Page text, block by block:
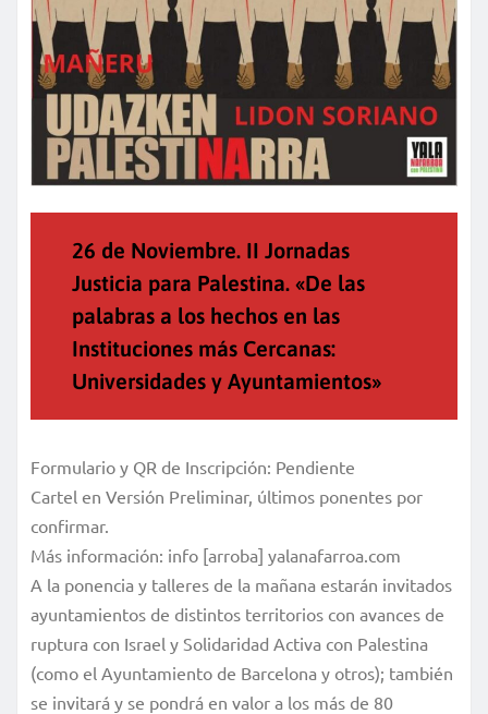
26 de Noviembre. II Jornadas
Justicia para Palestina. «De las
palabras a los hechos en las
Instituciones más Cercanas:
Universidades y Ayuntamientos»
Formulario y QR de Inscripción: Pendiente
Cartel en Versión Preliminar, últimos ponentes por
confirmar.
Más información: info [arroba] yalanafarroa.com
A la ponencia y talleres de la mañana estarán invitados
ayuntamientos de distintos territorios con avances de
ruptura con Israel y Solidaridad Activa con Palestina
(como el Ayuntamiento de Barcelona y otros); también
se invitará y se pondrá en valor a los más de 80